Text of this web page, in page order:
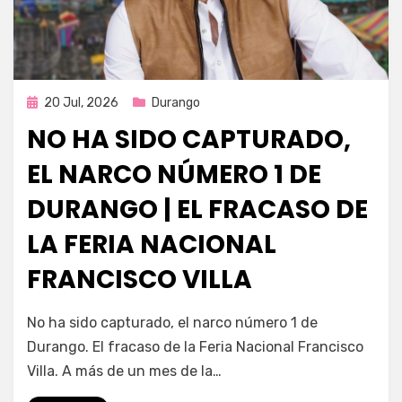
Publicada
20 Jul, 2026 Durango
NO HA SIDO CAPTURADO,
EL NARCO NÚMERO 1 DE
DURANGO | EL FRACASO DE
LA FERIA NACIONAL
FRANCISCO VILLA
por Fernando Miranda Servín
No ha sido capturado, el narco número 1 de
Durango. El fracaso de la Feria Nacional Francisco
Villa. A más de un mes de la…